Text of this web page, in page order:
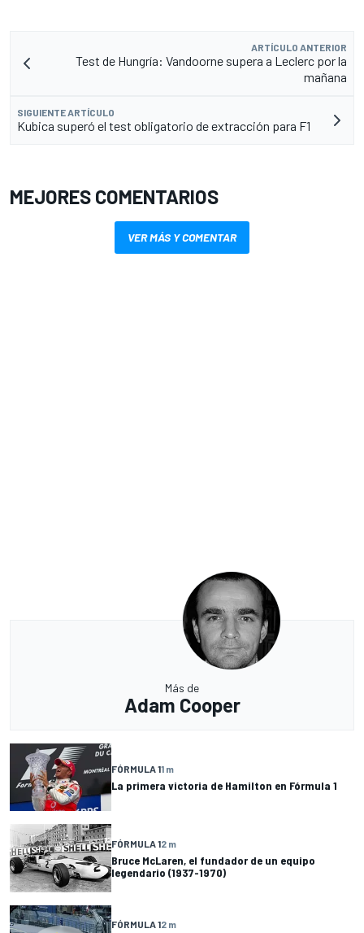
ARTÍCULO ANTERIOR
Test de Hungría: Vandoorne supera a Leclerc por la
mañana
SIGUIENTE ARTÍCULO
Kubica superó el test obligatorio de extracción para F1
MEJORES COMENTARIOS
VER MÁS Y COMENTAR
Más de
Adam Cooper
FÓRMULA 11 m
La primera victoria de Hamilton en Fórmula 1
FÓRMULA 12 m
Bruce McLaren, el fundador de un equipo
legendario (1937-1970)
FÓRMULA 12 m